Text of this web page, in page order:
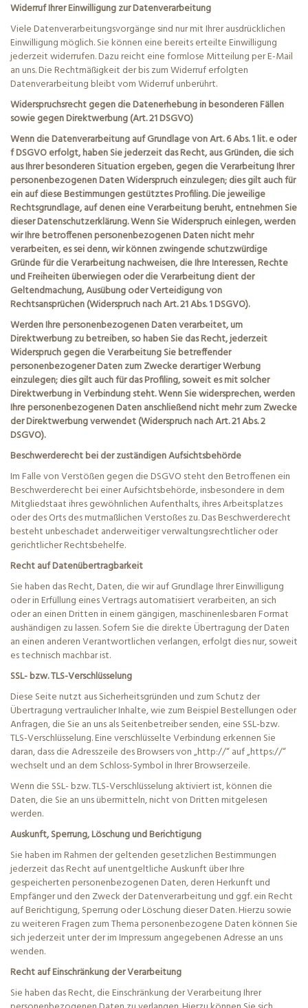
Widerruf Ihrer Einwilligung zur Datenverarbeitung
Viele Datenverarbeitungsvorgänge sind nur mit Ihrer ausdrücklichen
Einwilligung möglich. Sie können eine bereits erteilte Einwilligung
jederzeit widerrufen. Dazu reicht eine formlose Mitteilung per E-Mail
an uns. Die Rechtmäßigkeit der bis zum Widerruf erfolgten
Datenverarbeitung bleibt vom Widerruf unberührt.
Widerspruchsrecht gegen die Datenerhebung in besonderen Fällen
sowie gegen Direktwerbung (Art. 21 DSGVO)
Wenn die Datenverarbeitung auf Grundlage von Art. 6 Abs. 1lit. e oder
f DSGVO erfolgt, haben Sie jederzeit das Recht, aus Gründen, die sich
aus Ihrer besonderen Situation ergeben, gegen die Verarbeitung Ihrer
personenbezogenen Daten Widerspruch einzulegen; dies gilt auch für
ein auf diese Bestimmungen gestütztesProfiling. Die jeweilige
Rechtsgrundlage, auf denen eine Verarbeitung beruht, entnehmen Sie
dieser Datenschutzerklärung. Wenn Sie Widerspruch einlegen, werden
wir Ihre betroffenen personenbezogenen Daten nicht mehr
verarbeiten, es sei denn, wir können zwingende schutzwürdige
Gründe für die Verarbeitung nachweisen, die Ihre Interessen, Rechte
und Freiheiten überwiegen oder die Verarbeitung dient der
Geltendmachung, Ausübung oder Verteidigung von
Rechtsansprüchen (Widerspruch nach Art. 21 Abs. 1 DSGVO).
Werden Ihre personenbezogenen Daten verarbeitet, um
Direktwerbung zu betreiben, so haben Sie das Recht, jederzeit
Widerspruch gegen die Verarbeitung Sie betreffender
personenbezogener Daten zum Zwecke derartiger Werbung
einzulegen; dies gilt auch für dasProfiling, soweit es mit solcher
Direktwerbung in Verbindung steht. Wenn Sie widersprechen, werden
Ihre personenbezogenen Daten anschließend nicht mehr zum Zwecke
der Direktwerbung verwendet (Widerspruch nach Art. 21 Abs. 2
DSGVO).
Beschwerderecht bei der zuständigen Aufsichtsbehörde
Im Falle von Verstößen gegen die DSGVO steht den Betroffenen ein
Beschwerderecht bei einer Aufsichtsbehörde, insbesondere in dem
Mitgliedstaat ihres gewöhnlichen Aufenthalts, ihres Arbeitsplatzes
oder des Orts des mutmaßlichen Verstoßes zu. Das Beschwerderecht
besteht unbeschadet anderweitiger verwaltungsrechtlicher oder
gerichtlicher Rechtsbehelfe.
Recht auf Datenübertragbarkeit
Sie haben das Recht, Daten, die wir auf Grundlage Ihrer Einwilligung
oder in Erfüllung eines Vertrags automatisiert verarbeiten, an sich
oder an einen Dritten in einem gängigen, maschinenlesbaren Format
aushändigen zu lassen. Sofern Sie die direkte Übertragung der Daten
an einen anderen Verantwortlichen verlangen, erfolgt dies nur, soweit
es technisch machbar ist.
SSL- bzw. TLS-Verschlüsselung
Diese Seite nutzt aus Sicherheitsgründen und zum Schutz der
Übertragung vertraulicher Inhalte, wie zum Beispiel Bestellungen oder
Anfragen, die Sie an uns als Seitenbetreiber senden, eine SSL-bzw.
TLS-Verschlüsselung. Eine verschlüsselte Verbindung erkennen Sie
daran, dass die Adresszeile des Browsers von „http://“ auf „https://“
wechselt und an dem Schloss-Symbol in Ihrer Browserzeile.
Wenn die SSL- bzw. TLS-Verschlüsselung aktiviert ist, können die
Daten, die Sie an uns übermitteln, nicht von Dritten mitgelesen
werden.
Auskunft, Sperrung, Löschung und Berichtigung
Sie haben im Rahmen der geltenden gesetzlichen Bestimmungen
jederzeit das Recht auf unentgeltliche Auskunft über Ihre
gespeicherten personenbezogenen Daten, deren Herkunft und
Empfänger und den Zweck der Datenverarbeitung und ggf. ein Recht
auf Berichtigung, Sperrung oder Löschung dieser Daten. Hierzu sowie
zu weiteren Fragen zum Thema personenbezogene Daten können Sie
sich jederzeit unter der im Impressum angegebenen Adresse an uns
wenden.
Recht auf Einschränkung der Verarbeitung
Sie haben das Recht, die Einschränkung der Verarbeitung Ihrer